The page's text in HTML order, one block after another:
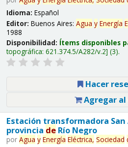
Idioma: Español
Editor: Buenos Aires: Agua y Energía
1988
Disponibilidad: Ítems disponibles
topográfica: 621.374.5/A282/v.2 (3).
Hacer
Agregar
Estación transformadora
provincia deRío Negro
por Agua y Energía Eléctrica, Sociedad